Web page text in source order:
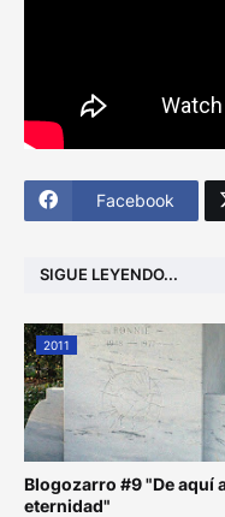
Facebook
SIGUE LEYENDO...
2011
Blogozarro #9 "De aquí
eternidad"